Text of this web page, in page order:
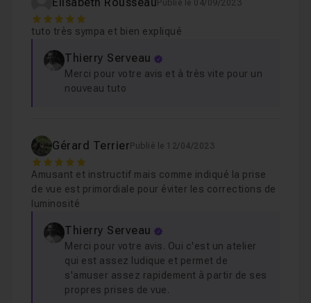
Publié le 04/09/2023
5
tuto très sympa et bien expliqué
Thierry Serveau
Merci pour votre avis et à très vite pour un
nouveau tuto
Gérard Terrier Publié le 12/04/2023
5
Amusant et instructif mais comme indiqué la prise
de vue est primordiale pour éviter les corrections de
luminosité
Thierry Serveau
Merci pour votre avis. Oui c'est un atelier
qui est assez ludique et permet de
s'amuser assez rapidement à partir de ses
propres prises de vue.